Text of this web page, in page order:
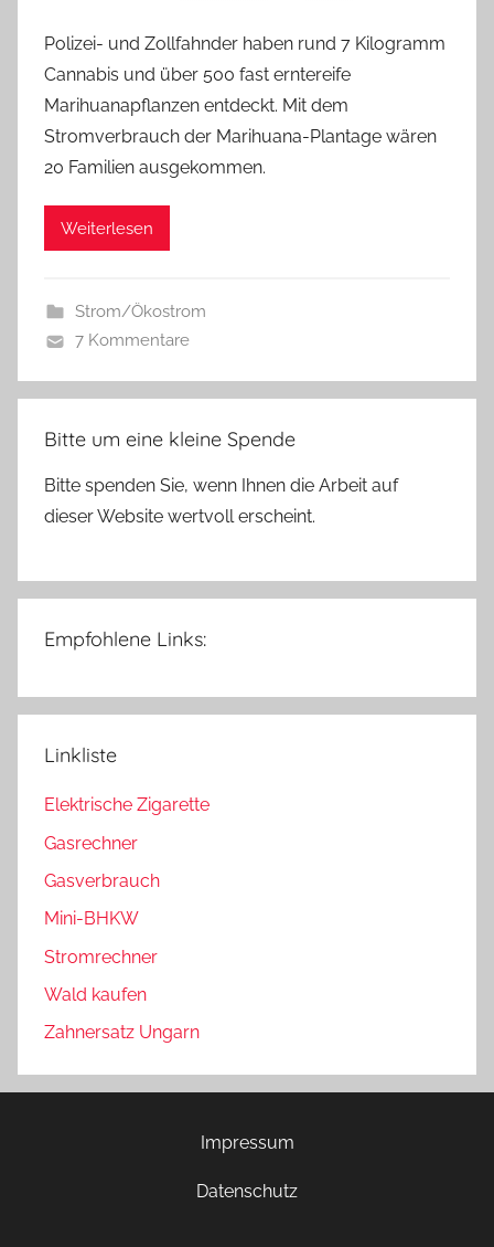
Polizei- und Zollfahnder haben rund 7 Kilogramm
Cannabis und über 500 fast erntereife
Marihuanapflanzen entdeckt. Mit dem
Stromverbrauch der Marihuana-Plantage wären
20 Familien ausgekommen.
Weiterlesen
Strom/Ökostrom
7 Kommentare
Bitte um eine kleine Spende
Bitte spenden Sie, wenn Ihnen die Arbeit auf
dieser Website wertvoll erscheint.
Empfohlene Links:
Linkliste
Elektrische Zigarette
Gasrechner
Gasverbrauch
Mini-BHKW
Stromrechner
Wald kaufen
Zahnersatz Ungarn
Impressum
Datenschutz